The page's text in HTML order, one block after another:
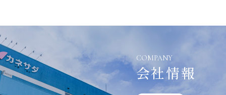
COMPANY
会社情報